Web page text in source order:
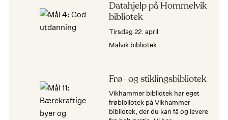
Datahjelp på Hommelvik
bibliotek
tirsdag 22. april
Malvik bibliotek
Frø- og stiklingsbibliotek
Vikhammer bibliotek har eget
frøbibliotek på Vikhammer
bibliotek, der du kan få og levere